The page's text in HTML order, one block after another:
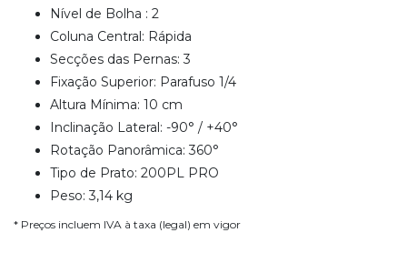
Nível de Bolha : 2
Coluna Central: Rápida
Secções das Pernas: 3
Fixação Superior: Parafuso 1/4
Altura Mínima: 10 cm
Inclinação Lateral: -90° / +40°
Rotação Panorâmica: 360°
Tipo de Prato: 200PL PRO
Peso: 3,14 kg
* Preços incluem IVA à taxa (legal) em vigor